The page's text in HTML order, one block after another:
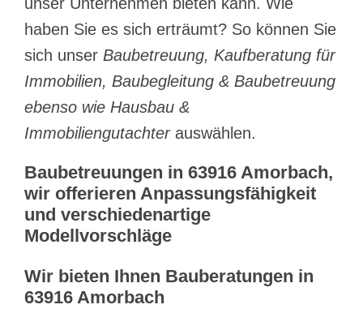
haben Sie es sich erträumt? So können Sie
sich unser Baubetreuung, Kaufberatung für
Immobilien, Baubegleitung & Baubetreuung
ebenso wie Hausbau &
Immobiliengutachterauswählen.
Baubetreuungen in 63916 Amorbach,
wir offerieren Anpassungsfähigkeit
und verschiedenartige
Modellvorschläge
Wir bieten Ihnen Bauberatungen in
63916 Amorbach